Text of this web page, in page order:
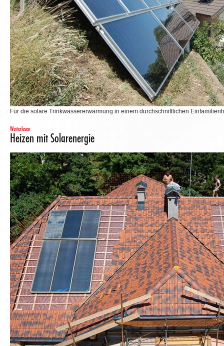
Für die solare Trinkwassererwärmung in einem durchschnittlichen
Weiterlesen
Heizen mit Solarenergie